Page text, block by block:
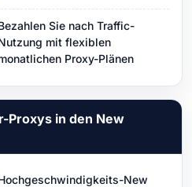
Sie nach Traffic-
mit flexiblen
Proxy-Plänen
Proxys in den New
New